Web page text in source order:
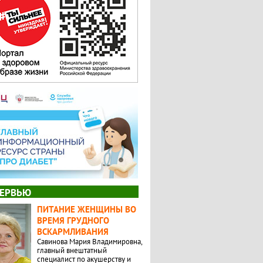
ПИТАНИЕ ЖЕНЩИНЫ ВО
ВРЕМЯ ГРУДНОГО
ВСКАРМЛИВАНИЯ
Савинова Мария Владимировна,
главный внештатный
специалист по акушерству и